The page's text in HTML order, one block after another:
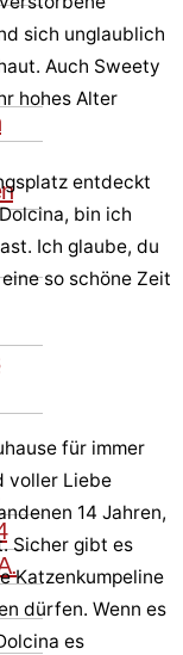
sich unglaublich
Auch Sweety
hohes Alter
entdeckt
bin ich
Ich glaube, du
so schöne Zeit
für immer
voller Liebe
14 Jahren,
Sicher gibt es
Katzenkumpeline
dürfen. Wenn es
es